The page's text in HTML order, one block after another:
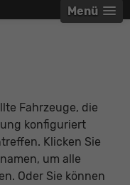
Menü
Fahrzeuge, die
konfiguriert
Klicken Sie
um alle
Oder Sie können